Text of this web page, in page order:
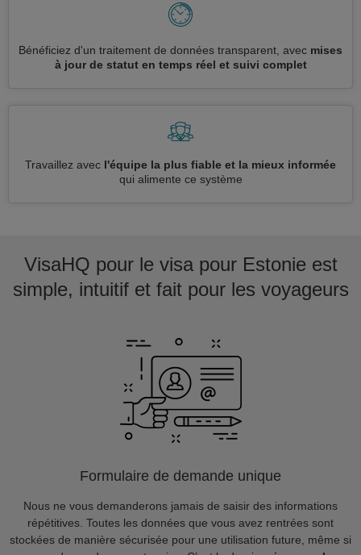
Bénéficiez d'un traitement de données transparent, avec mises
à jour de statut en temps réel et suivi complet
Travaillez avec l'équipe la plus fiable et la mieux informée
qui alimente ce système
VisaHQ pour le visa pour Estonie est
simple, intuitif et fait pour les voyageurs
Formulaire de demande unique
Nous ne vous demanderons jamais de saisir des informations
répétitives. Toutes les données que vous avez rentrées sont
stockées de manière sécurisée pour une utilisation future, même si